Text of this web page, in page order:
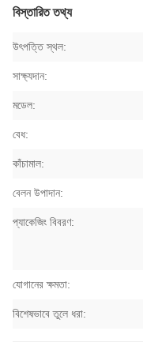
বিস্তারিত তথ্য
উৎপত্তি স্থল:
সাক্ষ্যদান:
মডেল:
বেধ:
কাঁচামাল:
বেলন উপাদান:
প্যাকেজিং বিবরণ:
যোগানের ক্ষমতা:
বিশেষভাবে তুলে ধরা: